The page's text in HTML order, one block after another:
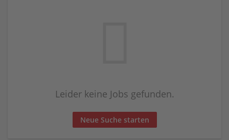
Leider keine Jobs gefunden.
Neue Suche starten